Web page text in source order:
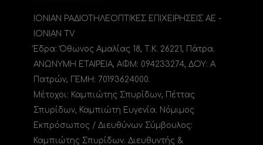
ΙΟΝΙΑΝ ΡΑΔΙΟΤΗΛΕΟΠΤΙΚΕΣ ΕΠΙΧΕΙΡΗΣΕΙΣ ΑΕ -
IONIAN TV
Έδρα: Όθωνος Αμαλίας 18, Τ.Κ. 26221, Πάτρα.
ΑΝΩΝΥΜΗ ΕΤΑΙΡΕΙΑ, ΑΦΜ: 094233274, ΔΟΥ: A
Πατρών, ΓΕΜΗ: 70193624000.
Μέτοχοι: Καμπιώτης Σπυρίδων, Πέττας
Σπυρίδων, Καμπιώτη Ευγενία. Νόμιμος
Εκπρόσωπος / Διευθύνων Σύμβουλος:
Καμπιώτης Σπυρίδων. Διευθυντής &